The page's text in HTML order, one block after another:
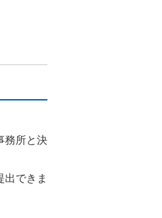
務所と決
出できま